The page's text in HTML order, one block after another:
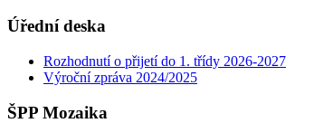
Úřední deska
Rozhodnutí o přijetí do 1. třídy 2026-2027
Výroční zpráva 2024/2025
ŠPP Mozaika